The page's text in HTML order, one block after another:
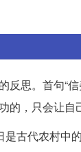
思。首句“
，只会让自
古代农村中